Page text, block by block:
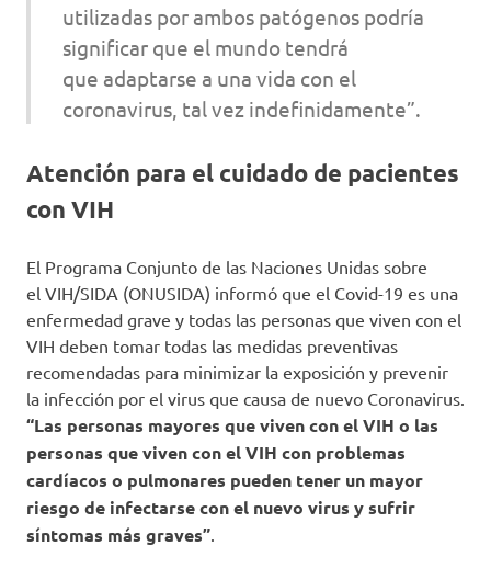
utilizadas por ambos patógenos podría
significar que el mundo tendrá
que adaptarse a una vida con el
coronavirus, tal vez indefinidamente”.
Atención para el cuidado de pacientes
con VIH
El Programa Conjunto de las Naciones Unidas sobre
el VIH/SIDA (ONUSIDA) informó que el Covid-19 es una
enfermedad grave y todas las personas que viven con el
VIH deben tomar todas las medidas preventivas
recomendadas para minimizar la exposición y prevenir
la infección por el virus que causa de nuevo Coronavirus.
“Las personas mayores que viven con el VIH o las
personas que viven con el VIH con problemas
cardíacos o pulmonares pueden tener un mayor
riesgo de infectarse con el nuevo virus y sufrir
síntomas más graves”.